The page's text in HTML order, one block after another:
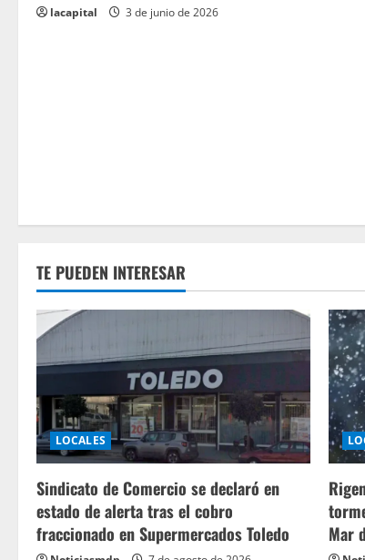
lacapital 3 de junio de 2026
TE PUEDEN INTERESAR
LOCALES
Sindicato de Comercio se declaró en
estado de alerta tras el cobro
fraccionado en Supermercados Toledo
Mar